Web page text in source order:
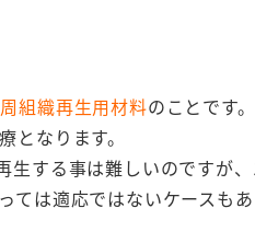
組織再生用材料のことです。
なります。
する事は難しいのですが
は適応ではないケースも